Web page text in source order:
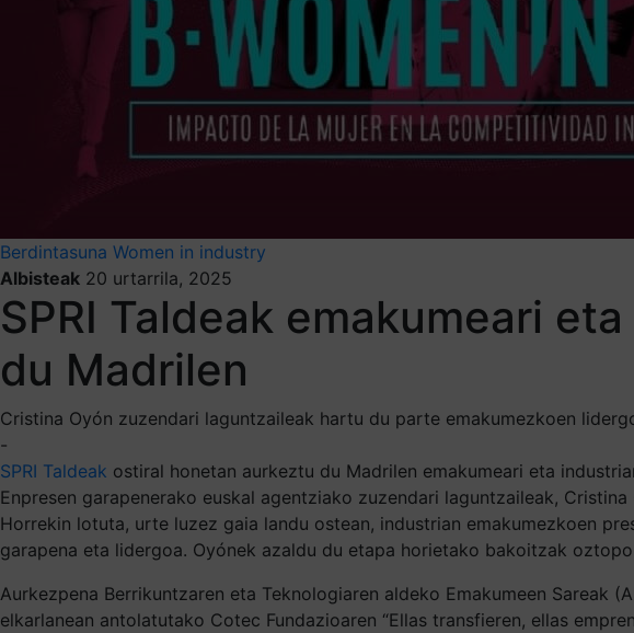
Berdintasuna Women in industry
Albisteak 20 urtarrila, 2025
SPRI Taldeak emakumeari
du Madrilen
Cristina Oyón zuzendari laguntzaileak hartu du parte emakumezkoen
-
SPRI Taldeak ostiral honetan aurkeztu du Madrilen emakumeari eta
Enpresen garapenerako euskal agentziako zuzendari laguntzaileak, Cristina
Horrekin lotuta, urte luzez gaia landu ostean, industrian emakumezkoen
garapena eta lidergoa. Oyónek azaldu du etapa horietako bakoitzak
Aurkezpena Berrikuntzaren eta Teknologiaren aldeko Emakumeen Sareak
elkarlanean antolatutako Cotec Fundazioaren “Ellas transfieren, ellas